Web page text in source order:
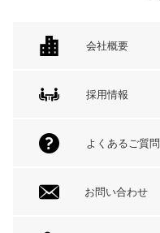
会社概要
採用情報
よくあるご質問
お問い合わせ